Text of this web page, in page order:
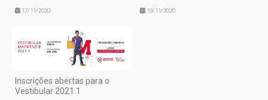
17/11/2020 13/11/2020
Inscrições abertas para o
Vestibular 2021.1